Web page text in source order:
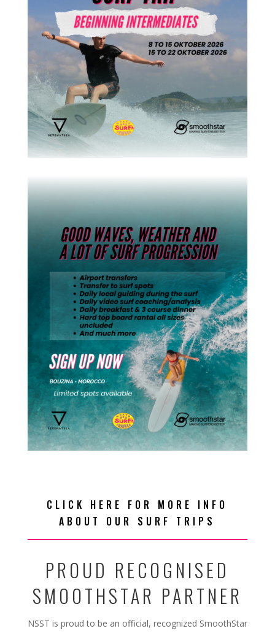
CLICK HERE FOR MORE INFO
ABOUT OUR SURF TRIPS
PROUD RECOGNISED
SMOOTHSTAR PARTNER
NSST is proud to be an official, recognized SmoothStar